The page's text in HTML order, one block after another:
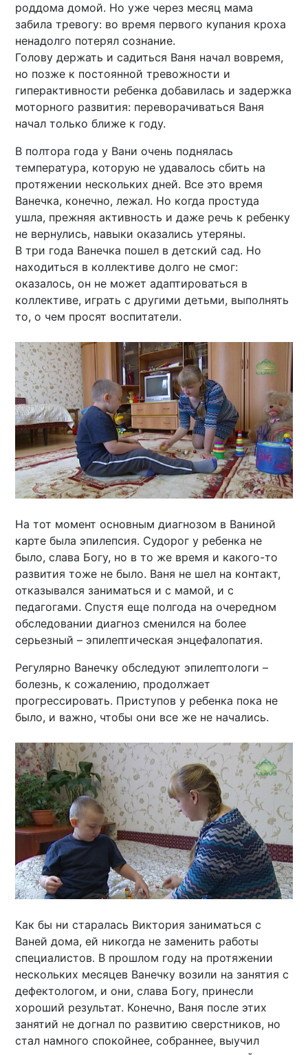
роддома домой. Но уже через месяц мама
забила тревогу: во время первого купания кроха
ненадолго потерял сознание.
Голову держать и садиться Ваня начал вовремя,
но позже к постоянной тревожности и
гиперактивности ребенка добавилась и задержка
моторного развития: переворачиваться Ваня
начал только ближе к году.
В полтора года у Вани очень поднялась
температура, которую не удавалось сбить на
протяжении нескольких дней. Все это время
Ванечка, конечно, лежал. Но когда простуда
ушла, прежняя активность и даже речь к ребенку
не вернулись, навыки оказались утеряны.
В три года Ванечка пошел в детский сад. Но
находиться в коллективе долго не смог:
оказалось, он не может адаптироваться в
коллективе, играть с другими детьми, выполнять
то, о чем просят воспитатели.
На тот момент основным диагнозом в Ваниной
карте была эпилепсия. Судорог у ребенка не
было, слава Богу, но в то же время и какого-то
развития тоже не было. Ваня не шел на контакт,
отказывался заниматься и с мамой, и с
педагогами. Спустя еще полгода на очередном
обследовании диагноз сменился на более
серьезный – эпилептическая энцефалопатия.
Регулярно Ванечку обследуют эпилептологи –
болезнь, к сожалению, продолжает
прогрессировать. Приступов у ребенка пока не
было, и важно, чтобы они все же не начались.
Как бы ни старалась Виктория заниматься с
Ваней дома, ей никогда не заменить работы
специалистов. В прошлом году на протяжении
нескольких месяцев Ванечку возили на занятия с
дефектологом, и они, слава Богу, принесли
хороший результат. Конечно, Ваня после этих
занятий не догнал по развитию сверстников, но
стал намного спокойнее, собраннее, выучил